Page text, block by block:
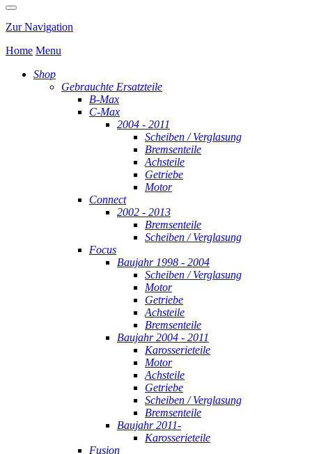
Zur Navigation
Home Menu
Shop
Gebrauchte Ersatzteile
B-Max
C-Max
2004 - 2011
Scheiben / Verglasung
Bremsenteile
Achsteile
Getriebe
Motor
Connect
2002 - 2013
Bremsenteile
Scheiben / Verglasung
Focus
Baujahr 1998 - 2004
Scheiben / Verglasung
Motor
Getriebe
Achsteile
Bremsenteile
Baujahr 2004 - 2011
Karosserieteile
Motor
Achsteile
Getriebe
Scheiben / Verglasung
Bremsenteile
Baujahr 2011-
Karosserieteile
Fusion